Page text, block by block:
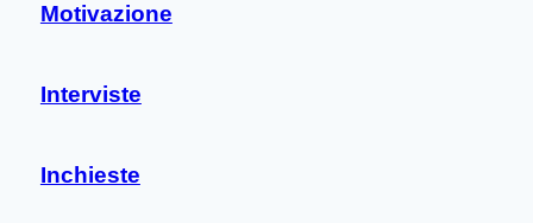
Motivazione
Interviste
Inchieste